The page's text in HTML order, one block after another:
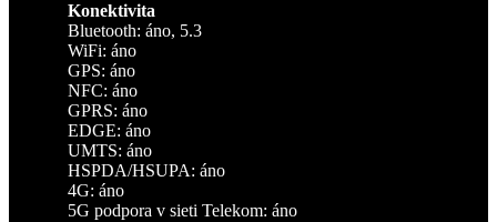
Konektivita
Bluetooth: áno, 5.3
WiFi: áno
GPS: áno
NFC: áno
GPRS: áno
EDGE: áno
UMTS: áno
HSPDA/HSUPA: áno
4G: áno
5G podpora v sieti Telekom: áno